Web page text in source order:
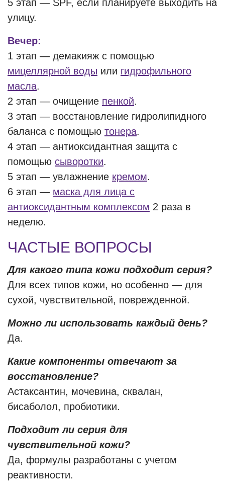
5 этап — SPF, если планируете выходить на
улицу.
Вечер:
1 этап — демакияж с помощью
мицеллярной воды или гидрофильного
масла.
2 этап — очищение пенкой.
3 этап — восстановление гидролипидного
баланса с помощью тонера.
4 этап — антиоксидантная защита с
помощью сыворотки.
5 этап — увлажнение кремом.
6 этап — маска для лица с
антиоксидантным комплексом 2 раза в
неделю.
ЧАСТЫЕ ВОПРОСЫ
Для какого типа кожи подходит серия?
Для всех типов кожи, но особенно — для
сухой, чувствительной, поврежденной.
Можно ли использовать каждый день?
Да.
Какие компоненты отвечают за
восстановление?
Астаксантин, мочевина, сквалан,
бисаболол, пробиотики.
Подходит ли серия для
чувствительной кожи?
Да, формулы разработаны с учетом
реактивности.